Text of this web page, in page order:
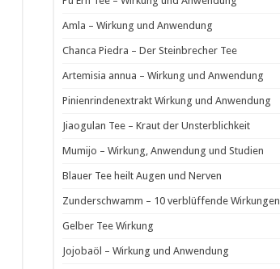
Amla – Wirkung und Anwendung
Chanca Piedra – Der Steinbrecher Tee
Artemisia annua – Wirkung und Anwendung
Pinienrindenextrakt Wirkung und Anwendung
Jiaogulan Tee – Kraut der Unsterblichkeit
Mumijo – Wirkung, Anwendung und Studien
Blauer Tee heilt Augen und Nerven
Zunderschwamm – 10 verblüffende Wirkungen
Gelber Tee Wirkung
Jojobaöl – Wirkung und Anwendung